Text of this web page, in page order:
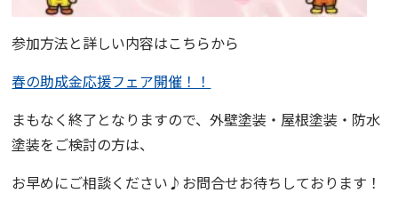
参加方法と詳しい内容はこちらから
春の助成金応援フェア開催！！
まもなく終了となりますので、外壁塗装・屋根塗装・防水
塗装をご検討の方は、
お早めにご相談ください♪お問合せお待ちしております！